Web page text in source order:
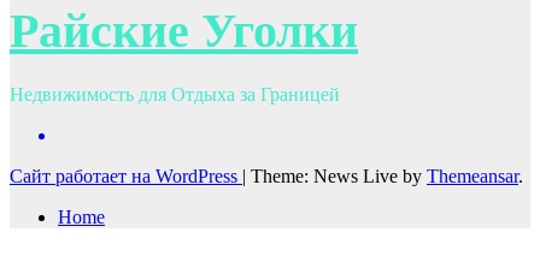
Райские Уголки
Недвижимость для Отдыха за Границей
Сайт работает на WordPress | Theme: News Live by Themeansar.
Home